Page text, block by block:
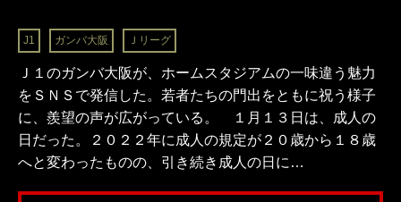
J1 ガンバ大阪 Ｊリーグ
Ｊ１のガンバ大阪が、ホームスタジアムの一味違う魅力
をＳＮＳで発信した。若者たちの門出をともに祝う様子
に、羨望の声が広がっている。 １月１３日は、成人の
日だった。２０２２年に成人の規定が２０歳から１８歳
へと変わったものの、引き続き成人の日に…